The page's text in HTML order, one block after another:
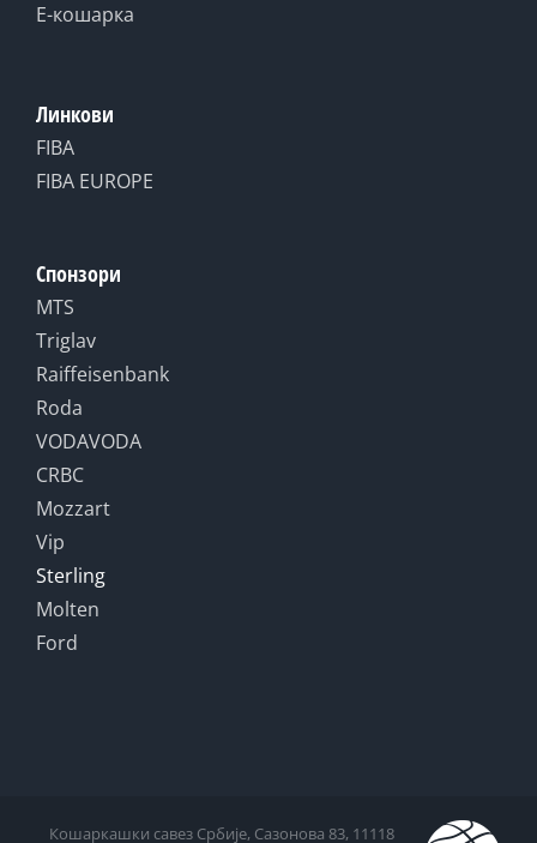
Е-кошарка
Линкови
FIBA
FIBA EUROPE
Спонзори
MTS
Triglav
Raiffeisenbank
Roda
VODAVODA
CRBC
Mozzart
Vip
Sterling
Molten
Ford
Кошаркашки савез Србије, Сазонова 83, 11118